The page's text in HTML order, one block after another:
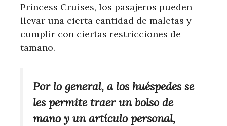
Princess Cruises, los pasajeros pueden
llevar una cierta cantidad de maletas y
cumplir con ciertas restricciones de
tamaño.
Por lo general, a los huéspedes se
les permite traer un bolso de
mano y un artículo personal,